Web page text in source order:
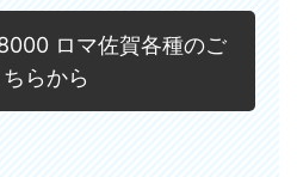
ロマ佐賀各種のご
らから